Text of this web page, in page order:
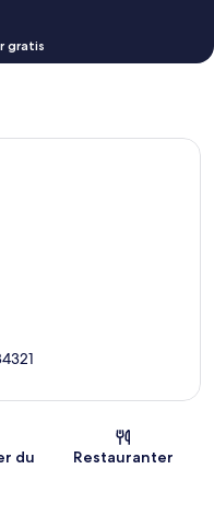
gratis
du
Restauranter